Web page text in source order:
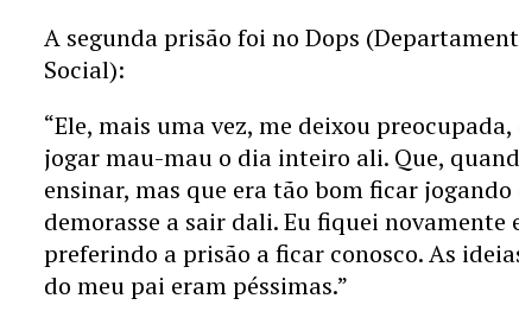
A segunda prisão foi no Dops
Social):
“Ele, mais uma vez, me deixou
jogar mau-mau o dia inteiro ali. Que,
ensinar, mas que era tão bom ficar jogando
demorasse a sair dali. Eu fiquei novamente
preferindo a prisão a ficar conosco. As
do meu pai eram péssimas.”